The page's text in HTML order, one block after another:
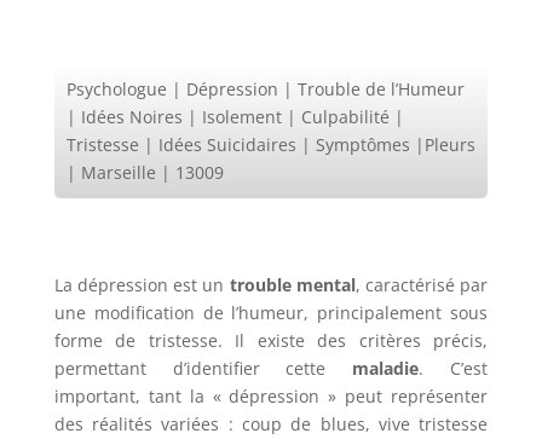
Psychologue | Dépression | Trouble de l’Humeur
| Idées Noires | Isolement | Culpabilité |
Tristesse | Idées Suicidaires | Symptômes |Pleurs
| Marseille | 13009
La dépression est un trouble mental, caractérisé par
une modification de l’humeur, principalement sous
forme de tristesse. Il existe des critères précis,
permettant d’identifier cette maladie. C’est
important, tant la « dépression » peut représenter
des réalités variées : coup de blues, vive tristesse